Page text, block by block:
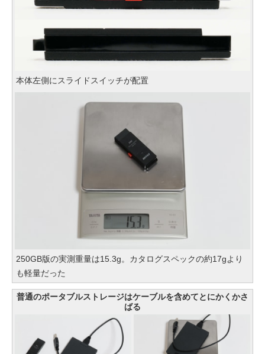
本体左側にスライドスイッチが配置
250GB版の実測重量は15.3g。カタログスペックの約17gより
も軽量だった
普通のポータブルストレージはケーブルを含めてとにかくかさ
ばる